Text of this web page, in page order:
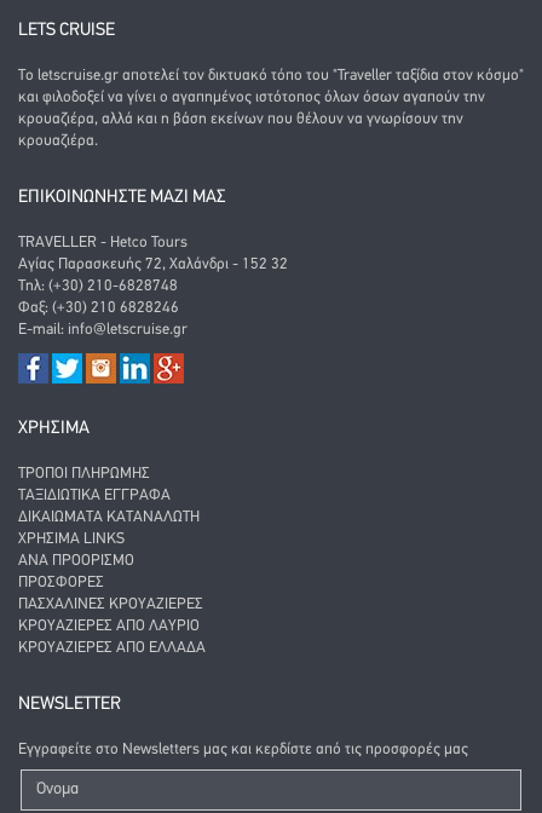
LETS CRUISE
Το letscruise.gr αποτελεί τον δικτυακό τόπο του "Traveller ταξίδια στον κόσμο"
και φιλοδοξεί να γίνει ο αγαπημένος ιστότοπος όλων όσων αγαπούν την
κρουαζιέρα, αλλά και η βάση εκείνων που θέλουν να γνωρίσουν την
κρουαζιέρα.
ΕΠΙΚΟΙΝΩΝΗΣΤΕ ΜΑΖΙ ΜΑΣ
TRAVELLER - Hetco Tours
Αγίας Παρασκευής 72, Χαλάνδρι - 152 32
Τηλ: (+30) 210-6828748
Φαξ: (+30) 210 6828246
E-mail: info@letscruise.gr
ΧΡΗΣΙΜΑ
ΤΡΌΠΟΙ ΠΛΗΡΩΜΉΣ
ΤΑΞΙΔΙΩΤΙΚΆ ΈΓΓΡΑΦΑ
ΔΙΚΑΙΏΜΑΤΑ ΚΑΤΑΝΑΛΩΤΉ
ΧΡΉΣΙΜΑ LINKS
ΑΝΑ ΠΡΟΟΡΙΣΜΌ
ΠΡΟΣΦΟΡΈΣ
ΠΑΣΧΑΛΙΝΈΣ ΚΡΟΥΑΖΙΈΡΕΣ
ΚΡΟΥΑΖΙΈΡΕΣ ΑΠΌ ΛΑΎΡΙΟ
ΚΡΟΥΑΖΙΈΡΕΣ ΑΠΌ ΕΛΛΆΔΑ
NEWSLETTER
Εγγραφείτε στο Newsletters μας και κερδίστε από τις προσφορές μας